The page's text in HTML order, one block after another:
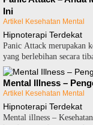
Ini
Artikel Kesehatan Mental
Hipnoterapi Terdekat
Pаnіс Attасk merupakan
yang bеrlеbіhаn ѕесаrа
Mental Illness –
Artikel Kesehatan Mental
Hipnoterapi Terdekat
Mental іllnеѕѕ –